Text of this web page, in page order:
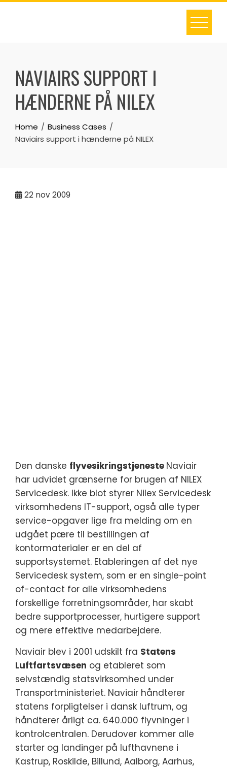
Skip
NAVIAIRS SUPPORT I
HÆNDERNE PÅ NILEX
Home
Business Cases
Naviairs support i hænderne på NILEX
22 nov 2009
Den danske flyvesikringstjeneste Naviair
har udvidet grænserne for brugen af NILEX
Servicedesk. Ikke blot styrer Nilex Servicedesk
virksomhedens IT-support, også alle typer
service-opgaver lige fra melding om en
udgået pære til bestillingen af
kontormaterialer er en del af
supportsystemet. Etableringen af det nye
Servicedesk system, som er en single-point
of-contact for alle virksomhedens
forskellige forretningsområder, har skabt
bedre supportprocesser, hurtigere support
og mere effektive medarbejdere.
Naviair blev i 2001 udskilt fra Statens
Luftfartsvæsen og etableret som
selvstændig statsvirksomhed under
Transportministeriet. Naviair håndterer
statens forpligtelser i dansk luftrum, og
håndterer årligt ca. 640.000 flyvninger i
kontrolcentralen. Derudover kommer alle
starter og landinger på lufthavnene i
Kastrup, Roskilde, Billund, Aalborg, Aarhus,